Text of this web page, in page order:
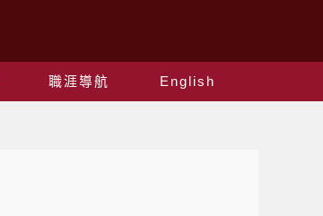
職涯導航
English